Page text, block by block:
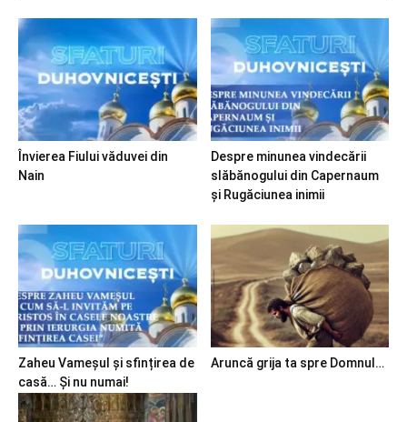
Învierea Fiului văduvei din
Nain
Despre minunea vindecării
slăbănogului din Capernaum
și Rugăciunea inimii
Zaheu Vameșul și sfințirea de
casă… Și nu numai!
Aruncă grija ta spre Domnul…